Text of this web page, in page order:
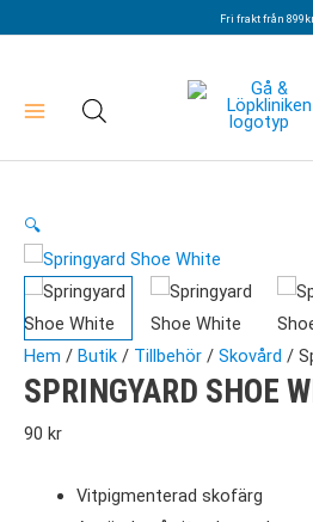
Fri frakt från
🔍
Hem / Butik / Tillbehör / Skovård /
SPRINGYARD SHOE
90 kr
Vitpigmenterad skofärg